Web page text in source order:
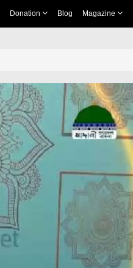
Donation Blog Magazine